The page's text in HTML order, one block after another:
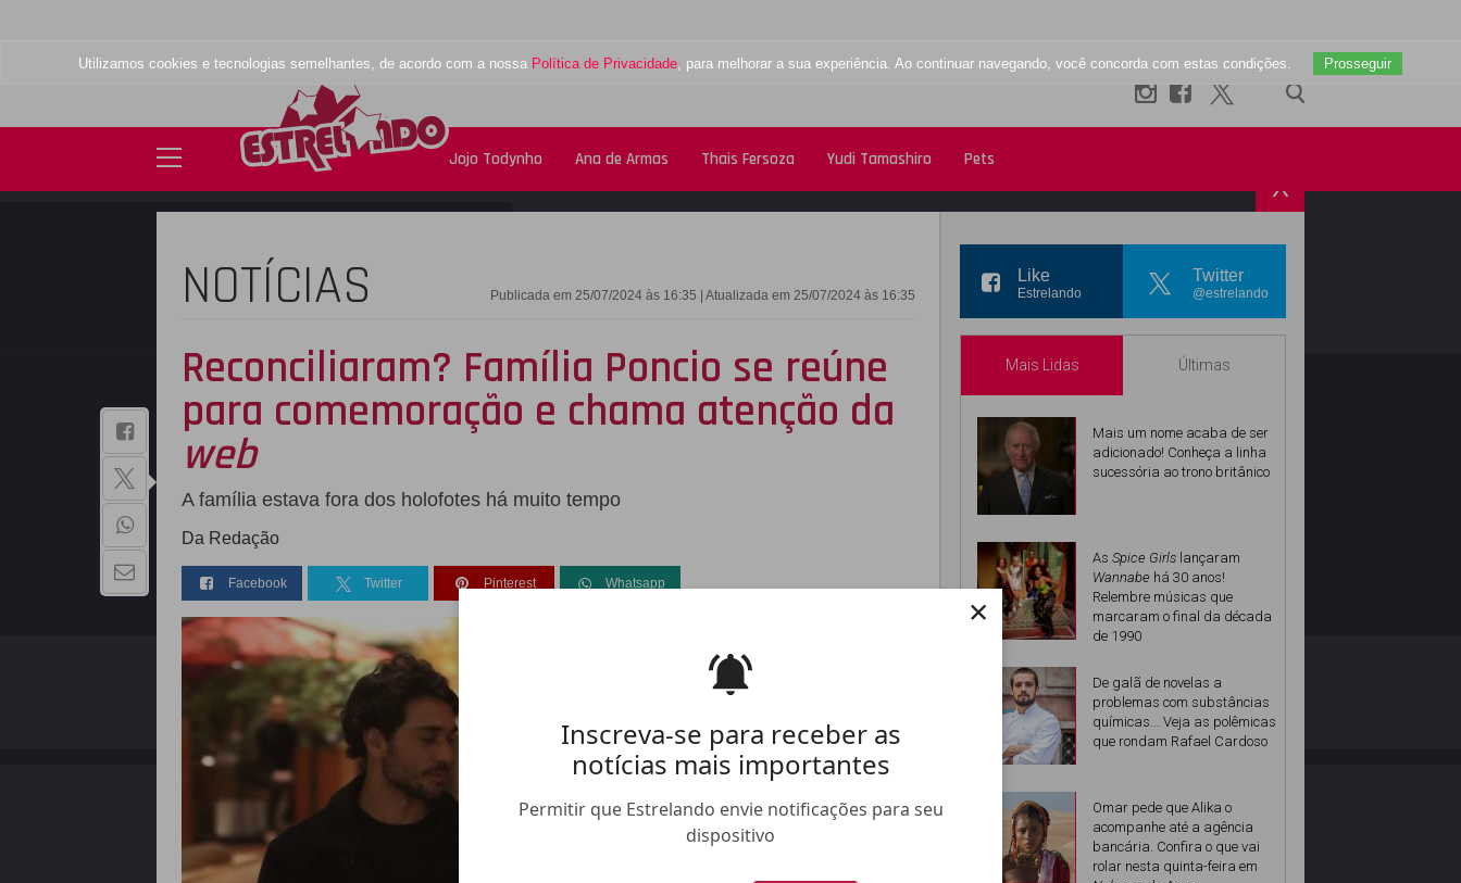
Inscreva-se para receber as
notícias mais importantes
Permitir que Estrelando envie notificações para seu
dispositivo
×
Utilizamos cookies e tecnologias semelhantes, de acordo com a nossa Política de Privacidade, para melhorar a sua experiência. Ao continuar navegando, você concorda com estas condições. Prosseguir
Jojo Todynho Ana de Armas Thais Fersoza Yudi Tamashiro Pets
X
NOTÍCIAS Publicada em 25/07/2024 às 16:35 | Atualizada em 25/07/2024 às 16:35
Reconciliaram? Família Poncio se reúne
para comemoração e chama atenção da
web
A família estava fora dos holofotes há muito tempo
Da Redação
Facebook Twitter Pinterest Whatsapp
Like
Estrelando
Twitter
@estrelando
Mais Lidas Últimas
Mais um nome acaba de ser
adicionado! Conheça a linha
sucessória ao trono britânico
As Spice Girls lançaram
Wannabe há 30 anos!
Relembre músicas que
marcaram o final da década
de 1990
De galã de novelas a
problemas com substâncias
químicas... Veja as polêmicas
que rondam Rafael Cardoso
Omar pede que Alika o
acompanhe até a agência
bancária. Confira o que vai
rolar nesta quinta-feira em
INSTAGRAM
BAIXE NOSSO
APLICATIVO
QUEM SOMOS ANUNCIE NO ESTRELANDO TRABALHE NO ESTRELANDO
Copyright - 2026 | Todos os direitos reservados Desenvolvido por